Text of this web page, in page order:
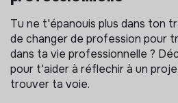
Tu ne t'épanouis plus dans ton
de changer de profession pour
dans ta vie professionnelle ?
pour t'aider à réflechir à un
trouver ta voie.